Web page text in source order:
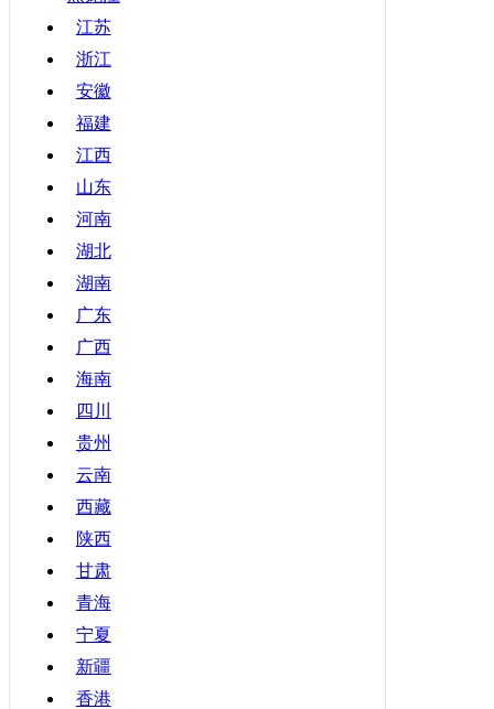
甘肃
青海
宁夏
新疆
香港
澳门
台湾
江苏
浙江
安徽
福建
江西
山东
河南
湖北
湖南
广东
广西
海南
四川
贵州
云南
西藏
陕西
甘肃
青海
宁夏
新疆
香港